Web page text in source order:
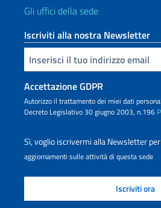
Gli uffici della sede
Iscriviti alla nostra Newsletter
Inserisci la tua email
Accettazione GDPR
Autorizzo il trattamento dei miei dati
Decreto Legislativo 30 giugno 2003, n.196
Sì, voglio iscrivermi alla Newsletter
aggiornamenti sulle attività di questa sede